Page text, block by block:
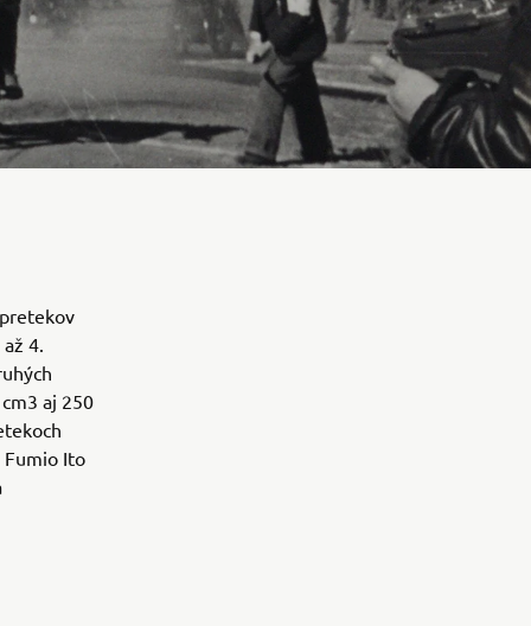
4.
aj 250
Fumio Ito